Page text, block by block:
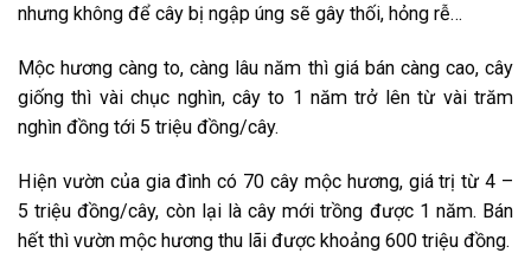
nhưng không để cây bị ngập úng sẽ gây thối, hỏng rễ…
Mộc hương càng to, càng lâu năm thì giá bán càng cao, cây
giống thì vài chục nghìn, cây to 1 năm trở lên từ vài trăm
nghìn đồng tới 5 triệu đồng/cây.
Hiện vườn của gia đình có 70 cây mộc hương, giá trị từ 4 –
5 triệu đồng/cây, còn lại là cây mới trồng được 1 năm. Bán
hết thì vườn mộc hương thu lãi được khoảng 600 triệu đồng.